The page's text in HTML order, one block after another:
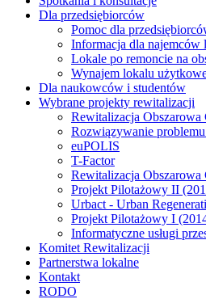
Dla przedsiębiorców
Pomoc dla
Informacja dla
Lokale po remoncie na
Wynajem lokalu
Dla naukowców i studentów
Wybrane projekty rewitalizacji
Rewitalizacja
Rozwiązywanie
euPOLIS
T-Factor
Rewitalizacja
Projekt Pilotażowy II
Urbact - Urban
Projekt Pilotażowy I
Informatyczne usługi
Komitet Rewitalizacji
Partnerstwa lokalne
Kontakt
RODO